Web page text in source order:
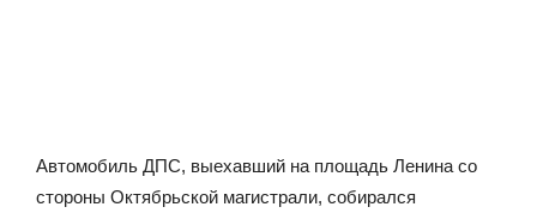
Автомобиль ДПС, выехавший на площадь Ленина со
стороны Октябрьской магистрали, собирался